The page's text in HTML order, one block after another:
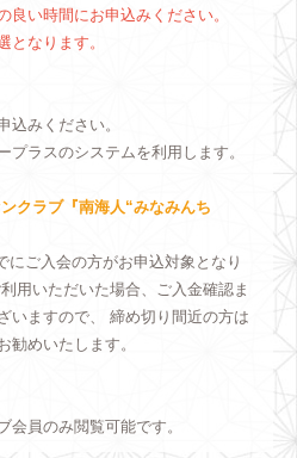
良い時間にお申込みください。
なります。
込みください。
ラスのシステムを利用します。
クラブ『南海人“みなみんち
にご入会の方がお申込対象となり
用いただいた場合、ご入金確認ま
いますので、 締め切り間近の方は
勧めいたします。
員のみ閲覧可能です。